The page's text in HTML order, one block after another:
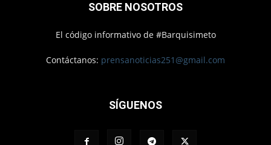
SOBRE NOSOTROS
El código informativo de #Barquisimeto
Contáctanos: prensanoticias251@gmail.com
SÍGUENOS